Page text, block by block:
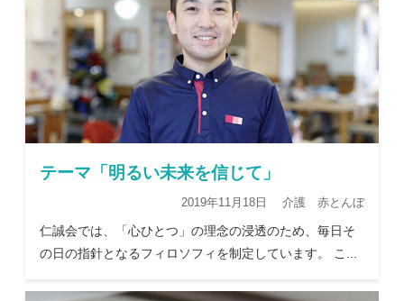
テーマ「明るい未来を信じて」
2019年11月18日 介護 赤とんぼ
仁誠会では、「心ひとつ」の理念の浸透のため、毎日そ
の日の指針となるフィロソフィを制定しています。 こ...